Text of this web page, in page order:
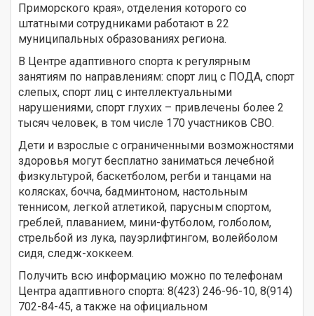
Приморского края», отделения которого со
штатными сотрудниками работают в 22
муниципальных образованиях региона.
В Центре адаптивного спорта к регулярным
занятиям по направлениям: спорт лиц с ПОДА, спорт
слепых, спорт лиц с интеллектуальными
нарушениями, спорт глухих – привлечены более 2
тысяч человек, в том числе 170 участников СВО.
Дети и взрослые с ограниченными возможностями
здоровья могут бесплатно заниматься лечебной
физкультурой, баскетболом, регби и танцами на
колясках, бочча, бадминтоном, настольным
теннисом, легкой атлетикой, парусным спортом,
греблей, плаванием, мини-футболом, голболом,
стрельбой из лука, пауэрлифтингом, волейболом
сидя, следж-хоккеем.
Получить всю информацию можно по телефонам
Центра адаптивного спорта: 8(423) 246-96-10, 8(914)
702-84-45, а также на официальном